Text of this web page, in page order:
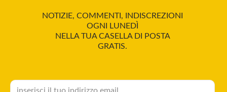
NOTIZIE, COMMENTI, INDISCREZIONI
OGNI LUNEDÌ
NELLA TUA CASELLA DI POSTA
GRATIS.